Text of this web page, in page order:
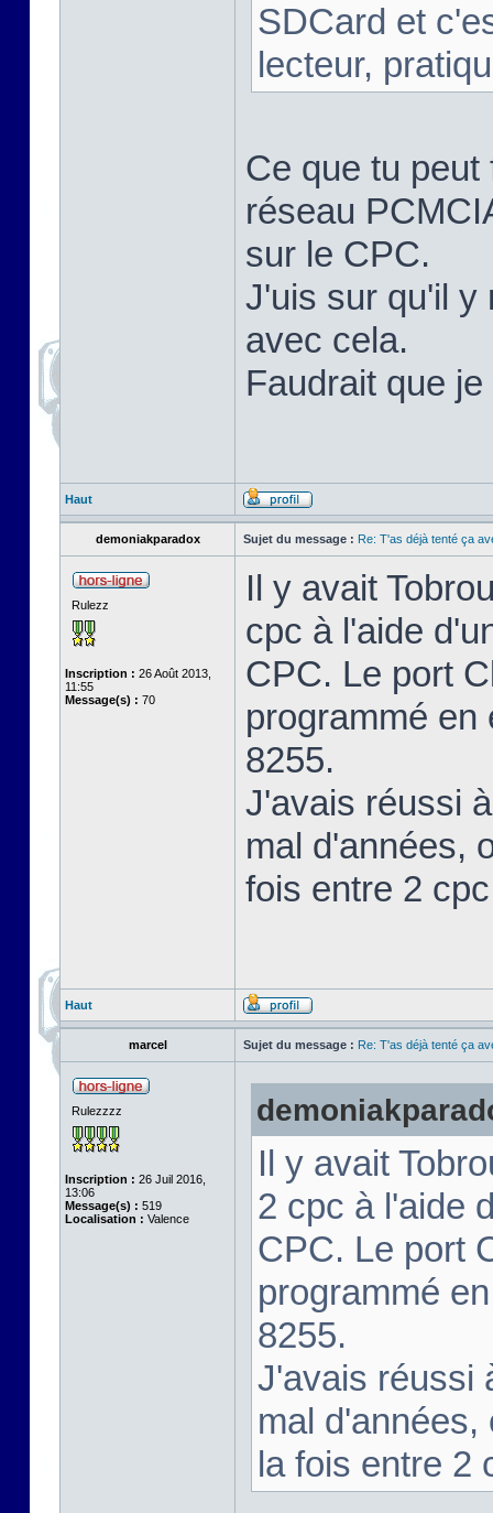
SDCard et
lecteur,
Ce que tu
réseau
sur le CPC.
J'uis sur qu'il y
avec cela.
Faudrait que
Haut
demoniakparadox Sujet du message : Re: T'as déjà tenté ça
Rulezz
Inscription : 26 Août 2013,
11:55
Message(s) : 70
Il y avait
cpc à l'aide
CPC. Le port
programmé en
8255.
J'avais réussi
mal d'années,
fois entre 2
Haut
marcel Sujet du message : Re: T'as déjà tenté ça
Rulezzzz
Inscription : 26 Juil 2016,
13:06
Message(s) : 519
Localisation : Valence
Il y avait
2 cpc à l'aide
CPC. Le port
programmé
8255.
J'avais réussi
mal
la fois entre 2